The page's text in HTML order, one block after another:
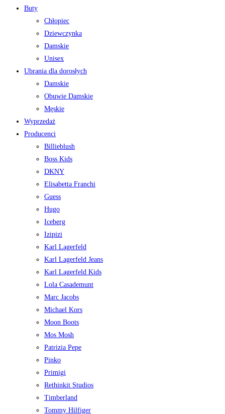
Buty
Chłopiec
Dziewczynka
Damskie
Unisex
Ubrania dla dorosłych
Damskie
Obuwie Damskie
Męskie
Wyprzedaż
Producenci
Billieblush
Boss Kids
DKNY
Elisabetta Franchi
Guess
Hugo
Iceberg
Izipizi
Karl Lagerfeld
Karl Lagerfeld Jeans
Karl Lagerfeld Kids
Lola Casademunt
Marc Jacobs
Michael Kors
Moon Boots
Mos Mosh
Patrizia Pepe
Pinko
Primigi
Rethinkit Studios
Timberland
Tommy Hilfiger